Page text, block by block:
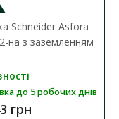
групи світ..
Schneider Asfora
на з заземленням
до 5 робочих днів
грн